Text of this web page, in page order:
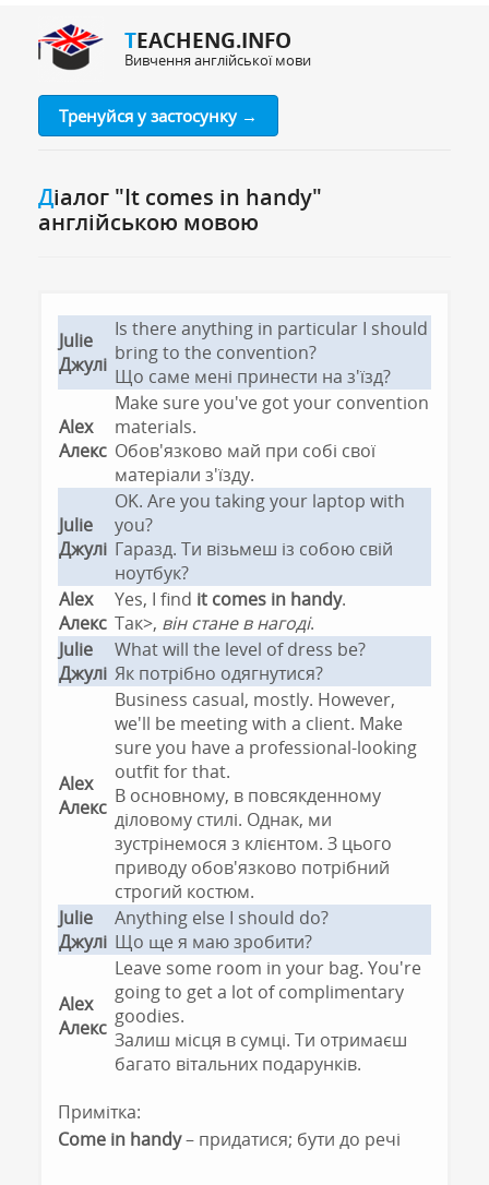
TEACHENG.INFO
Вивчення англійської мови
Тренуйся у застосунку →
Діалог "It comes in handy"
англійською мовою
Julie
Джулі
Is there anything in particular I should
bring to the convention?
Що саме мені принести на з'їзд?
Alex
Алекс
Make sure you've got your convention
materials.
Обов'язково май при собі свої
матеріали з'їзду.
Julie
Джулі
OK. Are you taking your laptop with
you?
Гаразд. Ти візьмеш із собою свій
ноутбук?
Alex
Алекс
Yes, I find it comes in handy.
Так>, він стане в нагоді.
Julie
Джулі
What will the level of dress be?
Як потрібно одягнутися?
Alex
Алекс
Business casual, mostly. However,
we'll be meeting with a client. Make
sure you have a professional-looking
outfit for that.
В основному, в повсякденному
діловому стилі. Однак, ми
зустрінемося з клієнтом. З цього
приводу обов'язково потрібний
строгий костюм.
Julie
Джулі
Anything else I should do?
Що ще я маю зробити?
Alex
Алекс
Leave some room in your bag. You're
going to get a lot of complimentary
goodies.
Залиш місця в сумці. Ти отримаєш
багато вітальних подарунків.
Примітка:
Come in handy– придатися; бути до речі